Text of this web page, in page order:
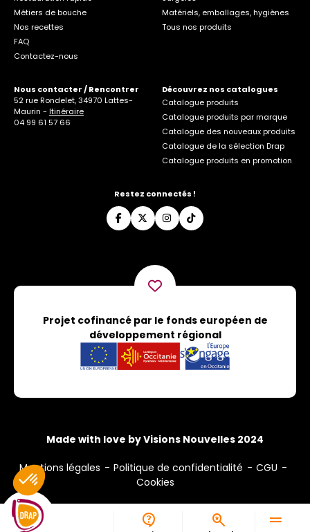
Métiers de bouche
Nos recettes
FAQ
Contactez-nous
Matériels, emballages, hygiènes
Tous nos produits
Nous contacter / Rencontrer
52 rue Rondelet, 34970 Lattes-
Maurin - Itinéraire
04 99 61 57 66
Découvrez nos catalogues
Catalogue produits
Catalogue produits par marque
Catalogue des nouveaux produits
Catalogue de la sélection Drap
Catalogue produits en promotion
Restez connectés !
Projet cofinancé par le fonds européen de
développement régional
Made with love by Visions Nouvelles 2024
Mentions légales Politique de confidentialité
CGU
Cookies